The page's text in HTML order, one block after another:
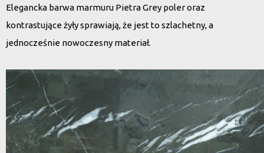
Elegancka barwa marmuru Pietra Grey poler oraz
kontrastujące żyły sprawiają, że jest to szlachetny, a
jednocześnie nowoczesny materiał.